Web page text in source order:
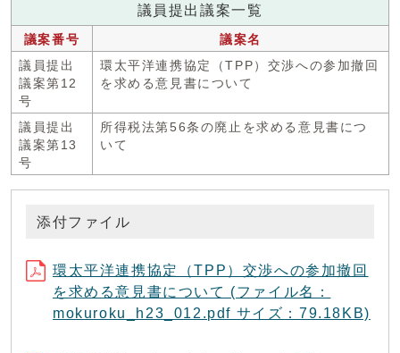
議員提出議案一覧
議案番号
議案名
議員提出
議案第12
号
環太平洋連携協定（TPP）交渉への参加撤回
を求める意見書について
議員提出
議案第13
号
所得税法第56条の廃止を求める意見書につ
いて
添付ファイル
環太平洋連携協定（TPP）交渉への参加撤回
を求める意見書について (ファイル名：
mokuroku_h23_012.pdf サイズ：79.18KB)